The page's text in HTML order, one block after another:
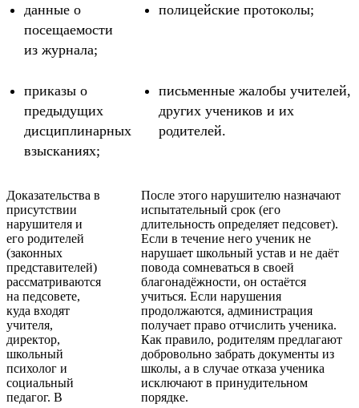
данные о
посещаемости
из журнала;
полицейские протоколы;
приказы о
предыдущих
дисциплинарных
взысканиях;
письменные жалобы учителей,
других учеников и их
родителей.
Доказательства в
присутствии
нарушителя и
его родителей
(законных
представителей)
рассматриваются
на педсовете,
куда входят
учителя,
директор,
школьный
психолог и
социальный
педагог. В
После этого нарушителю назначают
испытательный срок (его
длительность определяет педсовет).
Если в течение него ученик не
нарушает школьный устав и не даёт
повода сомневаться в своей
благонадёжности, он остаётся
учиться. Если нарушения
продолжаются, администрация
получает право отчислить ученика.
Как правило, родителям предлагают
добровольно забрать документы из
школы, а в случае отказа ученика
исключают в принудительном
порядке.